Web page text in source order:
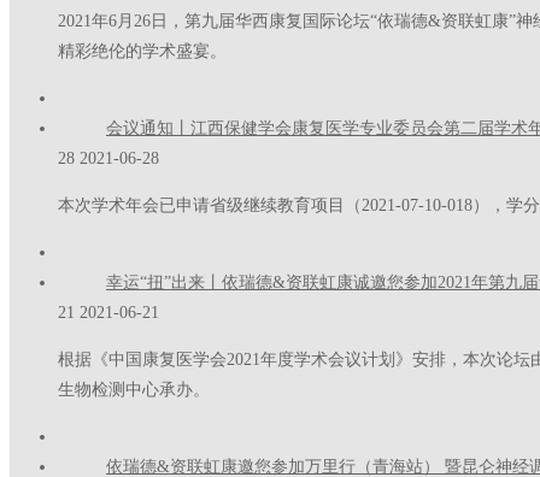
2021年6月26日，第九届华西康复国际论坛“依瑞德&资联虹康”
精彩绝伦的学术盛宴。
会议通知丨江西保健学会康复医学专业委员会第二届学术
28 2021-06-28
本次学术年会已申请省级继续教育项目（2021-07-10-018），学
幸运“扭”出来丨依瑞德&资联虹康诚邀您参加2021年第九
21 2021-06-21
根据《中国康复医学会2021年度学术会议计划》安排，本次论
生物检测中心承办。
依瑞德&资联虹康邀您参加万里行（青海站） 暨昆仑神经